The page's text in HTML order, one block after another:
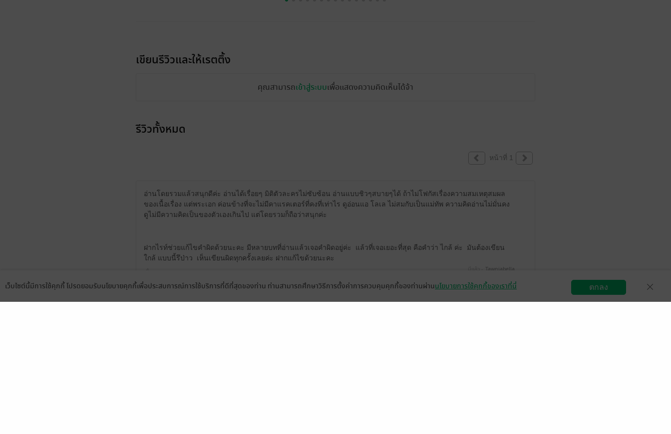
เขียนรีวิวและให้เรตติ้ง
คุณสามารถเข้าสู่ระบบเพื่อแสดงความคิดเห็นได้จ้า
รีวิวทั้งหมด
หน้าที่ 1
อ่านโดยรวมแล้วสนุกดีค่ะ อ่านได้เรื่อยๆ มิติตัวละครไม่ซับซ้อน อ่านแบบชิวๆสบายๆได้ ถ้าไม่โฟกัสเรื่องความสมเหตุสมผล
ของเนื้อเรื่อง แต่พระเอก ค่อนข้างที่จะไม่มีคาแรคเตอร์ที่คงที่เท่าไร ดูอ่อนแอ โลเล ไม่สมกับเป็นแม่ทัพ ความคิดอ่านไม่มั่นคง
ดูไม่มีความคิดเป็นของตัวเองเกินไป แต่โดยรวมก็ถือว่าสนุกค่ะ
ฝากไรท์ช่วยแก้ไขคำผิดด้วยนะคะ มีหลายบทที่อ่านแล้วเจอคำผิดอยู่ค่ะ แล้วที่เจอเยอะที่สุด คือคำว่า ไกล้ ค่ะ มันต้องเขียน
ใกล้ แบบนี้รึป่าว เห็นเขียนผิดทุกครั้งเลยค่ะ ฝากแก้ไขด้วยนะคะ
Tawniabella
สมัครขายอีบุ๊ก วิธีการใช้งาน
เว็บไซต์นี้มีการใช้คุกกี้ โปรดยอมรับนโยบายคุกกี้เพื่อประสบการณ์การใช้บริการที่ดีที่สุดของท่าน ท่านสามารถศึกษาวิธีการตั้งค่าการควบคุมคุกกี้ของท่านผ่านนโยบายการใช้คุกกี้ของเราที่นี่ ตกลง